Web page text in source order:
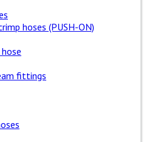
hoses (PUSH-ON)
fittings